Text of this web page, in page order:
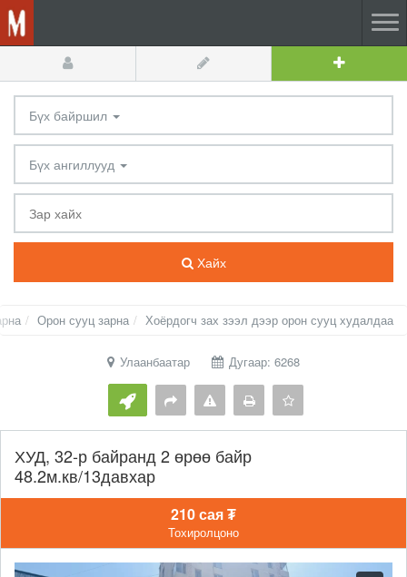
Бүх байршил
Бүх ангиллууд
Хайх
Орон сууц зарна Хоёрдогч зах зээл дээр орон сууц худалдаа
Улаанбаатар Дугаар: 6268
ХУД, 32-р байранд 2 өрөө байр
48.2м.кв/13давхар
210 сая ₮
Тохиролцоно